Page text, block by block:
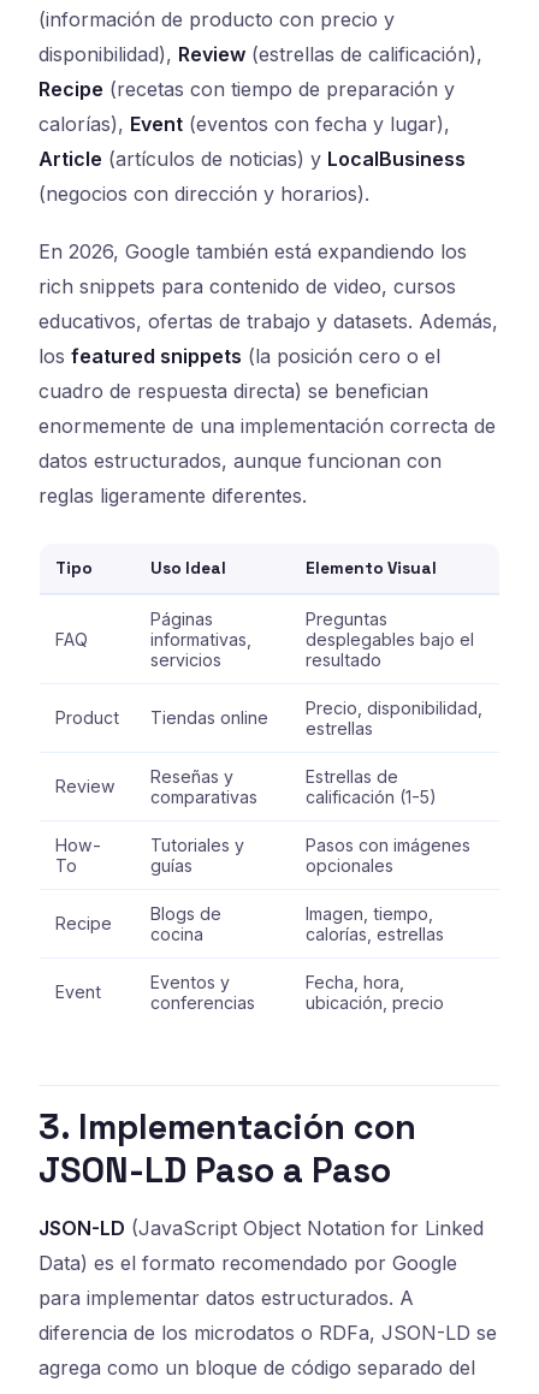
(información de producto con precio y
disponibilidad), Review (estrellas de calificación),
Recipe (recetas con tiempo de preparación y
calorías), Event (eventos con fecha y lugar),
Article (artículos de noticias) y LocalBusiness
(negocios con dirección y horarios).
En 2026, Google también está expandiendo los
rich snippets para contenido de video, cursos
educativos, ofertas de trabajo y datasets. Además,
los featured snippets (la posición cero o el
cuadro de respuesta directa) se benefician
enormemente de una implementación correcta de
datos estructurados, aunque funcionan con
reglas ligeramente diferentes.
Tipo Uso Ideal Elemento Visual
FAQ
Páginas
informativas,
servicios
Preguntas
desplegables bajo el
resultado
Product Tiendas online
Precio, disponibilidad,
estrellas
Review
Reseñas y
comparativas
Estrellas de
calificación (1-5)
How-
To
Tutoriales y
guías
Pasos con imágenes
opcionales
Recipe
Blogs de
cocina
Imagen, tiempo,
calorías, estrellas
Event
Eventos y
conferencias
Fecha, hora,
ubicación, precio
3. Implementación con
JSON-LD Paso a Paso
JSON-LD (JavaScript Object Notation for Linked
Data) es el formato recomendado por Google
para implementar datos estructurados. A
diferencia de los microdatos o RDFa, JSON-LD se
agrega como un bloque de código separado del